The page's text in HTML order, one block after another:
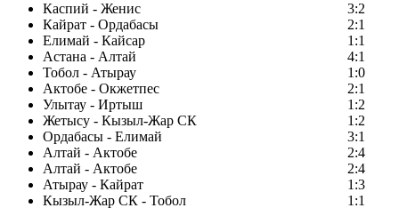
Каспий - Женис
3:2
Кайрат - Ордабасы
2:1
Елимай - Кайсар
1:1
Астана - Алтай
4:1
Тобол - Атырау
1:0
Актобе - Окжетпес
2:1
Улытау - Иртыш
1:2
Жетысу - Кызыл-Жар СК
1:2
Ордабасы - Елимай
3:1
Алтай - Актобе
2:4
Алтай - Актобе
2:4
Атырау - Кайрат
1:3
Кызыл-Жар СК - Тобол
1:1